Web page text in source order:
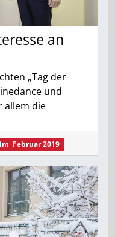
an
„Tag der
und
allem die
Februar 2019